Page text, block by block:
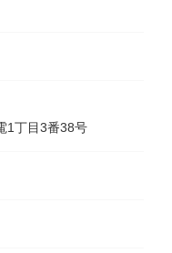
向け）
グイン
信
1丁目3番38号